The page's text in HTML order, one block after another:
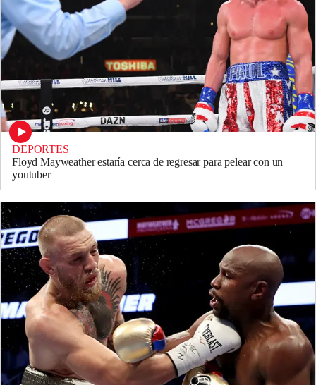
DEPORTES
Floyd Mayweather estaría cerca de regresar para pelear con un
youtuber